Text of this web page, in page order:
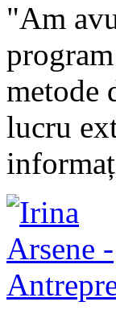
"Am
metode
lucru